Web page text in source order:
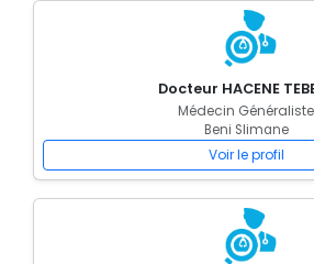
Docteur HACENE
Médecin Généraliste
Beni Slimane
Voir le profil